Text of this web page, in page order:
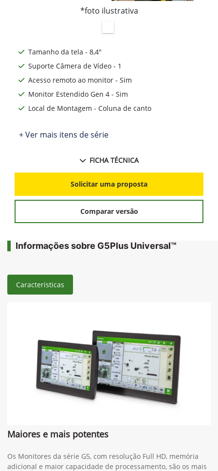
*foto ilustrativa
Tamanho da tela - 8,4"
Suporte Câmera de Vídeo - 1
Acesso remoto ao monitor - Sim
Monitor Estendido Gen 4 - Sim
Local de Montagem - Coluna de canto
+ Ver mais itens de série
FICHA TÉCNICA
Solicitar uma proposta
Comparar versão
Informações sobre G5Plus Universal™
Caracteristicas
Maiores e mais potentes
Os Monitores da série G5, com resolução Full HD, memória
adicional e maior capacidade de processamento, são os mais